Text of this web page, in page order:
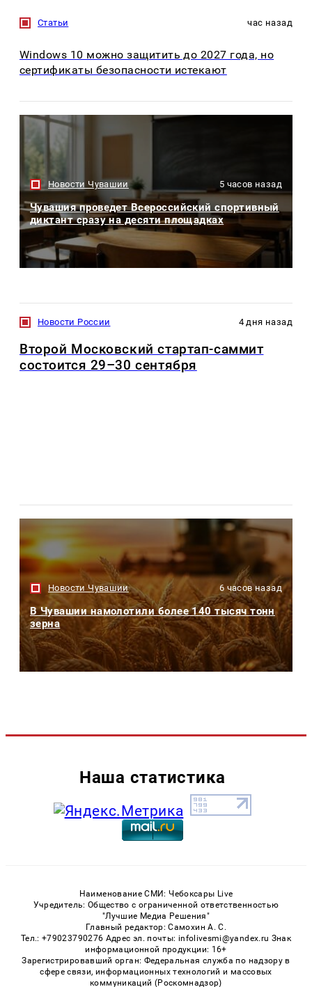
Статьи час назад
Windows 10 можно защитить до 2027 года, но
сертификаты безопасности истекают
Новости Чувашии 5 часов назад
Чувашия проведет Всероссийский спортивный
диктант сразу на десяти площадках
Новости России 4 дня назад
Второй Московский стартап-саммит
состоится 29–30 сентября
Новости Чувашии 6 часов назад
В Чувашии намолотили более 140 тысяч тонн
зерна
Наша статистика
Наименование СМИ: Чебоксары Live
Учредитель: Общество с ограниченной ответственностью
"Лучшие Медиа Решения"
Главный редактор: Самохин А. С.
Тел.: +79023790276 Адрес эл. почты: infolivesmi@yandex.ru Знак
информационной продукции: 16+
Зарегистрировавший орган: Федеральная служба по надзору в
сфере связи, информационных технологий и массовых
коммуникаций (Роскомнадзор)